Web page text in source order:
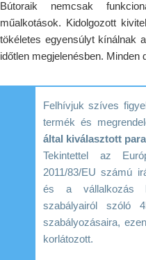
Bútoraik nemcsak
műalkotások. Kidolgozott
tökéletes egyensúlyt kínálnak
időtlen megjelenésben. Minden
Felhívjuk szíves
termék és
által kiválasztott
Tekintettel az
2011/83/EU számú
és a vállalkozás
szabályairól szóló
szabályozásaira,
korlátozott.